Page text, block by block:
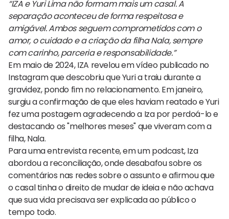
“IZA e Yuri Lima não formam mais um casal. A
separação aconteceu de forma respeitosa e
amigável. Ambos seguem comprometidos com o
amor, o cuidado e a criação da filha Nala, sempre
com carinho, parceria e responsabilidade.”
Em maio de 2024, IZA revelou em vídeo publicado no
Instagram que descobriu que Yuri a traiu durante a
gravidez, pondo fim no relacionamento. Em janeiro,
surgiu a confirmação de que eles haviam reatado e Yuri
fez uma postagem agradecendo a Iza por perdoá-lo e
destacando os "melhores meses" que viveram com a
filha, Nala.
Para uma entrevista recente, em um podcast, Iza
abordou a reconciliação, onde desabafou sobre os
comentários nas redes sobre o assunto e afirmou que
o casal tinha o direito de mudar de ideia e não achava
que sua vida precisava ser explicada ao público o
tempo todo.